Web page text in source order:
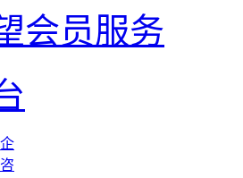
会员服务